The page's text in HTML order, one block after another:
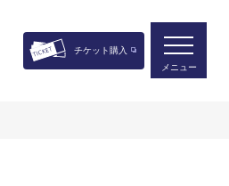
チケット購入
メニュー